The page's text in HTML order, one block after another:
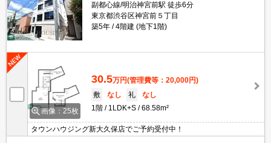
副都心線/明治神宮前駅 徒歩6分
東京都渋谷区神宮前５丁目
築5年
4階建 (地下1階)
画像：25枚
30.5万円(管理費等：20,000円)
敷
なし 礼
なし
1階
1LDK+S 68.58m²
タウンハウジング新大久保店でご予約受付中！